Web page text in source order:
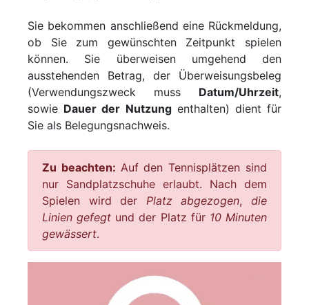
Sie bekommen anschließend eine Rückmeldung,
ob Sie zum gewünschten Zeitpunkt spielen
können. Sie überweisen umgehend den
ausstehenden Betrag, der Überweisungsbeleg
(Verwendungszweck muss Datum/Uhrzeit,
sowie Dauer der Nutzungenthalten) dient für
Sie als Belegungsnachweis.
Zu beachten: Auf den Tennisplätzen sind
nur Sandplatzschuhe erlaubt. Nach dem
Spielen wird der Platz abgezogen,die
Linien gefegt und der Platz für 10 Minuten
gewässert.